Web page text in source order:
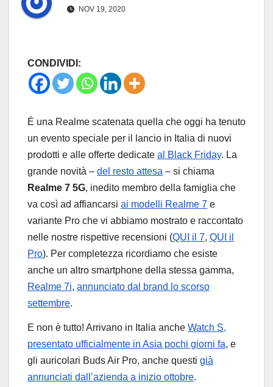
NOV 19, 2020
CONDIVIDI:
É una Realme scatenata quella che oggi ha tenuto
un evento speciale per il lancio in Italia di nuovi
prodotti e alle offerte dedicate al Black Friday. La
grande novità – del resto attesa – si chiama
Realme 7 5G, inedito membro della famiglia che
va così ad affiancarsi ai modelli Realme 7 e
variante Pro che vi abbiamo mostrato e raccontato
nelle nostre rispettive recensioni (QUI il 7, QUI il
Pro). Per completezza ricordiamo che esiste
anche un altro smartphone della stessa gamma,
Realme 7i, annunciato dal brand lo scorso
settembre.
E non è tutto! Arrivano in Italia anche Watch S,
presentato ufficialmente in Asia pochi giorni fa, e
gli auricolari Buds Air Pro, anche questi già
annunciati dall’azienda a inizio ottobre.